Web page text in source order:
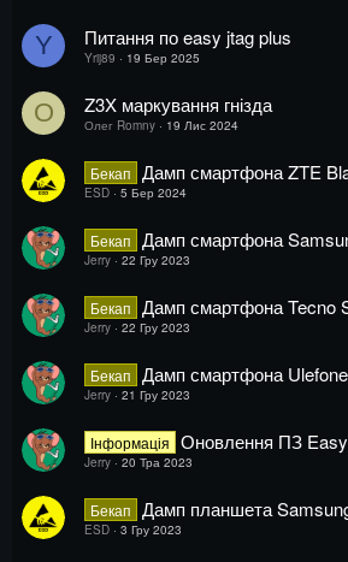
Y Питання по easy jtag plus
Yrij89 19 Бер 2025
О Z3X маркування гнізда
Олег Romny 19 Лис 2024
Бекап Дамп смартфона ZTE
ESD 5 Бер 2024
Бекап Дамп смартфона
Jerry 22 Гру 2023
Бекап Дамп смартфона Tecno
Jerry 22 Гру 2023
Бекап Дамп смартфона
Jerry 21 Гру 2023
Інформація Оновлення ПЗ
Jerry 20 Тра 2023
Бекап Дамп планшета
ESD 3 Гру 2023